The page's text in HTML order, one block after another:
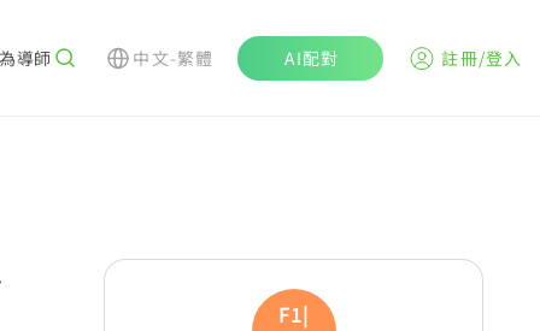
導師 中文-繁體 AI配對 註冊/登入
F1|